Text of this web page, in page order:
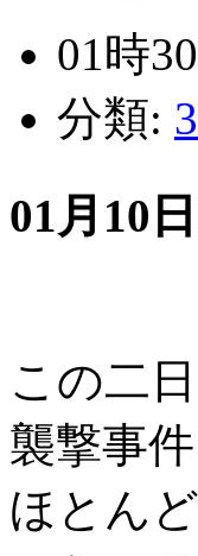
01時
分類:
01月10日
この二
襲撃事
ほとん